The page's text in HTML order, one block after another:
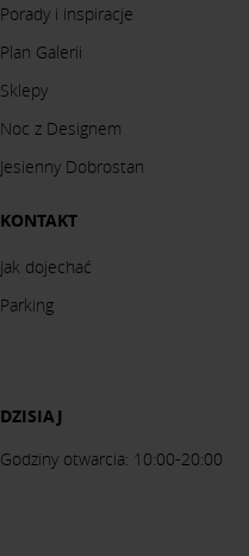
Porady i inspiracje
Plan Galerii
Sklepy
Noc z Designem
Jesienny Dobrostan
KONTAKT
Jak dojechać
Parking
DZISIAJ
Godziny otwarcia: 10:00-20:00